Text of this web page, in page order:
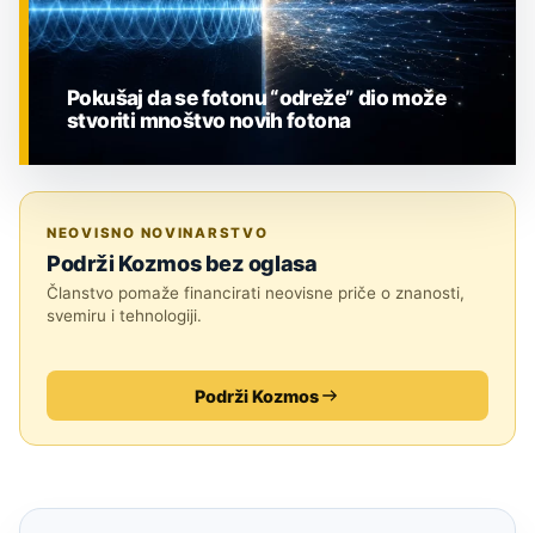
Pokušaj da se fotonu “odreže” dio može
stvoriti mnoštvo novih fotona
NEOVISNO NOVINARSTVO
Podrži Kozmos bez oglasa
Članstvo pomaže financirati neovisne priče o znanosti,
svemiru i tehnologiji.
Podrži Kozmos